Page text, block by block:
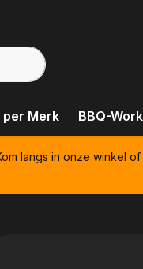
Merk BBQ-
langs in onze winkel